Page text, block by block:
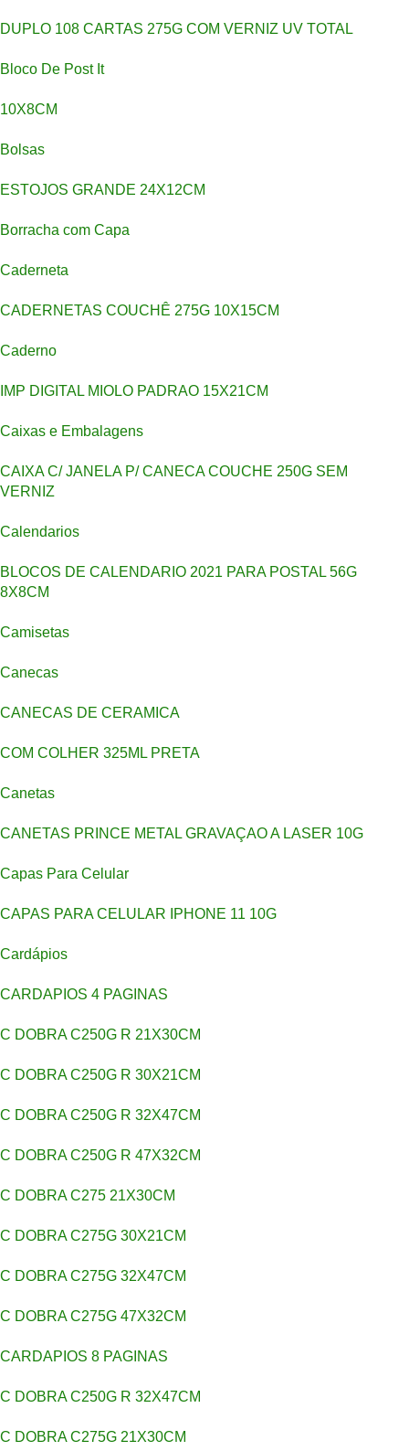
DUPLO 108 CARTAS 275G COM VERNIZ UV TOTAL
Bloco De Post It
10X8CM
Bolsas
ESTOJOS GRANDE 24X12CM
Borracha com Capa
Caderneta
CADERNETAS COUCHÊ 275G 10X15CM
Caderno
IMP DIGITAL MIOLO PADRAO 15X21CM
Caixas e Embalagens
CAIXA C/ JANELA P/ CANECA COUCHE 250G SEM
VERNIZ
Calendarios
BLOCOS DE CALENDARIO 2021 PARA POSTAL 56G
8X8CM
Camisetas
Canecas
CANECAS DE CERAMICA
COM COLHER 325ML PRETA
Canetas
CANETAS PRINCE METAL GRAVAÇAO A LASER 10G
Capas Para Celular
CAPAS PARA CELULAR IPHONE 11 10G
Cardápios
CARDAPIOS 4 PAGINAS
C DOBRA C250G R 21X30CM
C DOBRA C250G R 30X21CM
C DOBRA C250G R 32X47CM
C DOBRA C250G R 47X32CM
C DOBRA C275 21X30CM
C DOBRA C275G 30X21CM
C DOBRA C275G 32X47CM
C DOBRA C275G 47X32CM
CARDAPIOS 8 PAGINAS
C DOBRA C250G R 32X47CM
C DOBRA C275G 21X30CM